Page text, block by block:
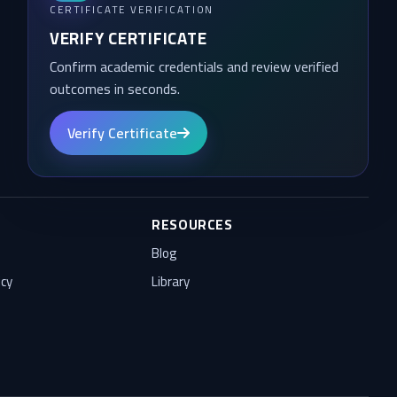
CERTIFICATE VERIFICATION
VERIFY CERTIFICATE
Confirm academic credentials and review verified
outcomes in seconds.
Verify Certificate
RESOURCES
Blog
Library